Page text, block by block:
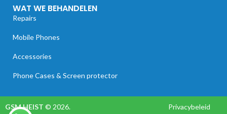
WAT WE BEHANDELEN
Repairs
Mobile Phones
Accessories
Phone Cases & Screen protector
GSM HEIST © 2026.
Privacybeleid